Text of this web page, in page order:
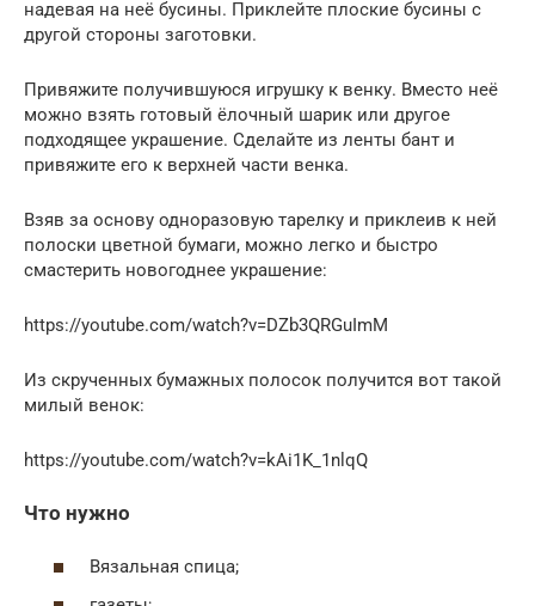
надевая на неё бусины. Приклейте плоские бусины с
другой стороны заготовки.
Привяжите получившуюся игрушку к венку. Вместо неё
можно взять готовый ёлочный шарик или другое
подходящее украшение. Сделайте из ленты бант и
привяжите его к верхней части венка.
Взяв за основу одноразовую тарелку и приклеив к ней
полоски цветной бумаги, можно легко и быстро
смастерить новогоднее украшение:
https://youtube.com/watch?v=DZb3QRGuImM
Из скрученных бумажных полосок получится вот такой
милый венок:
https://youtube.com/watch?v=kAi1K_1nlqQ
Что нужно
Вязальная спица;